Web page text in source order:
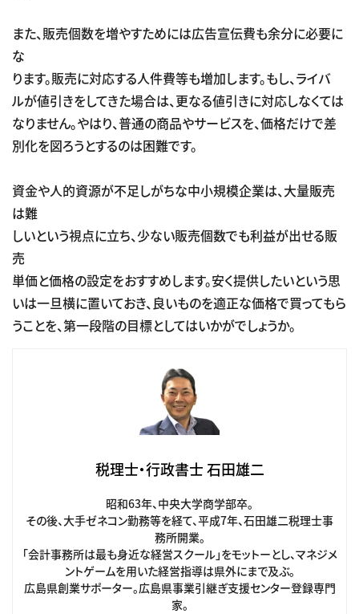
また、販売個数を増やすためには広告宣伝費も余分に必要に
な
ります。販売に対応する人件費等も増加します。もし、ライバ
ルが値引きをしてきた場合は、更なる値引きに対応しなくては
なりません。やはり、普通の商品やサービスを、価格だけで差
別化を図ろうとするのは困難です。
資金や人的資源が不足しがちな中小規模企業は、大量販売
は難
しいという視点に立ち、少ない販売個数でも利益が出せる販
売
単価と価格の設定をおすすめします。安く提供したいという思
いは一旦横に置いておき、良いものを適正な価格で買ってもら
うことを、第一段階の目標としてはいかがでしょうか。
税理士・行政書士 石田雄二
昭和63年、中央大学商学部卒。
その後、大手ゼネコン勤務等を経て、平成7年、石田雄二税理士事
務所開業。
「会計事務所は最も身近な経営スクール」をモットーとし、マネジメ
ントゲームを用いた経営指導は県外にまで及ぶ。
広島県創業サポーター。広島県事業引継ぎ支援センター登録専門
家。